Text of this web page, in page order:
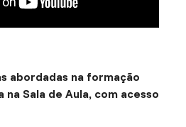
abordadas na formação
Sala de Aula, com acesso